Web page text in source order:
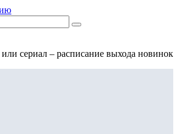
сериал – расписание выхода новинок